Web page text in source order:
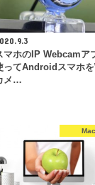
マホのIP Webcamア
ってAndroidスマホ
メ…